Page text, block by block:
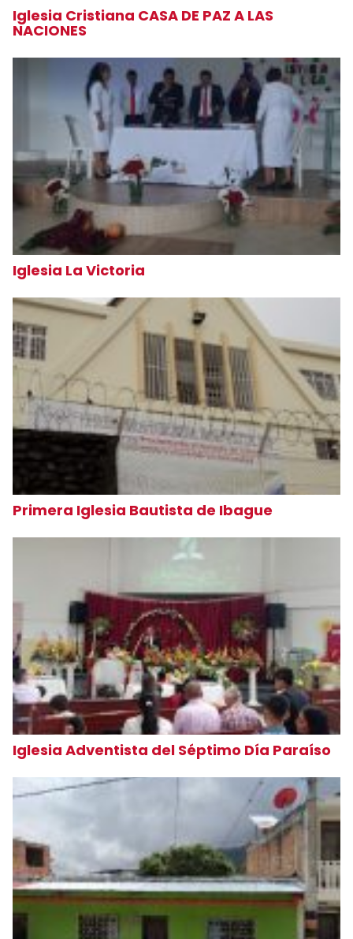
Iglesia Cristiana CASA DE PAZ A LAS
NACIONES
Iglesia La Victoria
Primera Iglesia Bautista de Ibague
Iglesia Adventista del Séptimo Día Paraíso